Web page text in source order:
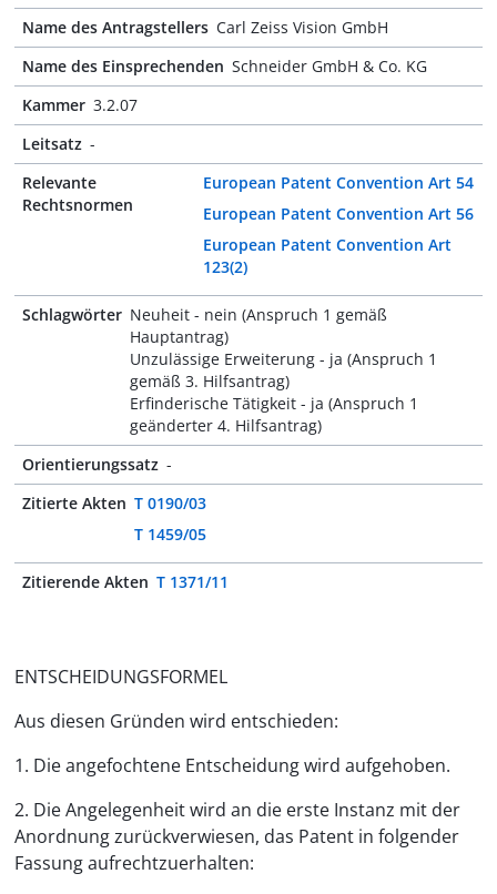
Name des Antragstellers Carl Zeiss Vision GmbH
Name des Einsprechenden Schneider GmbH & Co. KG
Kammer 3.2.07
Leitsatz -
Relevante
Rechtsnormen
European Patent Convention Art 54
European Patent Convention Art 56
European Patent Convention Art
123(2)
Schlagwörter Neuheit - nein (Anspruch 1 gemäß
Hauptantrag)
Unzulässige Erweiterung - ja (Anspruch 1
gemäß 3. Hilfsantrag)
Erfinderische Tätigkeit - ja (Anspruch 1
geänderter 4. Hilfsantrag)
Orientierungssatz -
Zitierte Akten T 0190/03
T 1459/05
Zitierende Akten T 1371/11
ENTSCHEIDUNGSFORMEL
Aus diesen Gründen wird entschieden:
1. Die angefochtene Entscheidung wird aufgehoben.
2. Die Angelegenheit wird an die erste Instanz mit der
Anordnung zurückverwiesen, das Patent in folgender
Fassung aufrechtzuerhalten: